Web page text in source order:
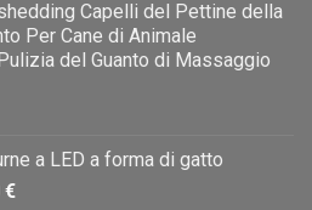
Capelli del Pettine della
Per Cane di Animale
del Guanto di Massaggio
a LED a forma di gatto
€Il